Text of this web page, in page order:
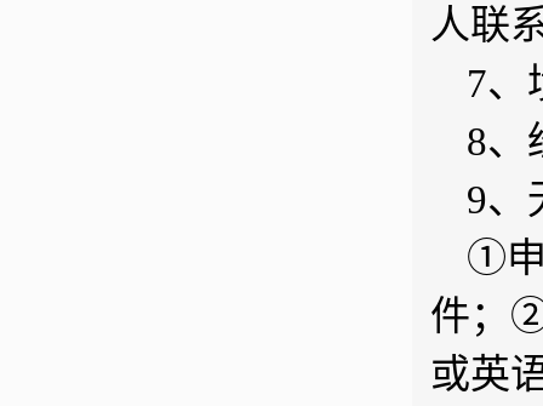
人联
7、
8、
9、
①申
件；
或英